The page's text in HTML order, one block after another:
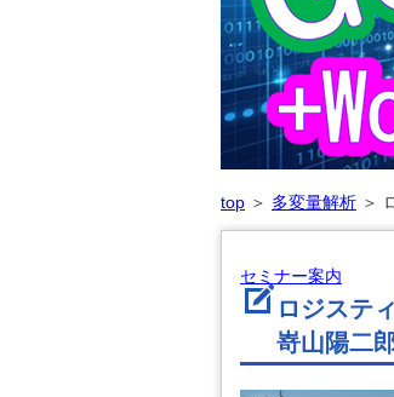
top＞ 多変量解析＞
セミナー案内
ロジステ
嵜山陽二